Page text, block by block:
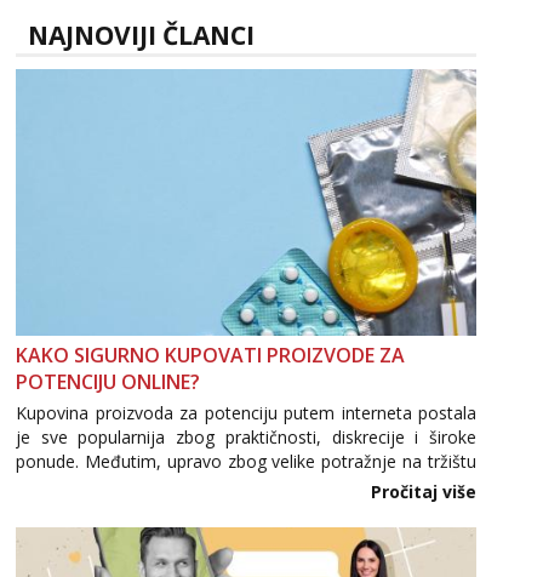
NAJNOVIJI ČLANCI
KAKO SIGURNO KUPOVATI PROIZVODE ZA
POTENCIJU ONLINE?
Kupovina proizvoda za potenciju putem interneta postala
je sve popularnija zbog praktičnosti, diskrecije i široke
ponude. Međutim, upravo zbog velike potražnje na tržištu
se pojavljuju i brojni krivotvoreni proizvodi, nepouzdane
internetske trgovine te proizvodi nepoznatog podrijetla. ...
Pročitaj više